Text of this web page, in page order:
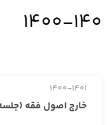
1400-140
1400-1401
خارج اصول فقه (جلسه65) یکشنبه 1400/10/